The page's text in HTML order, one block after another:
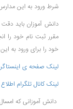
شرط ورود به این
دانش آموزان باید
مقرر ثبت نام خود را
خود را برای ورود به
لینک صفحه ی
لینک کانال تلگرام
دانش آموزانی که